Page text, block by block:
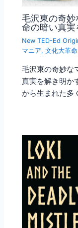
毛沢東の奇
命の暗い真
New TED-Ed
マニア,文化大革命
毛沢東の奇妙な
真実を解き明か
から生まれた多